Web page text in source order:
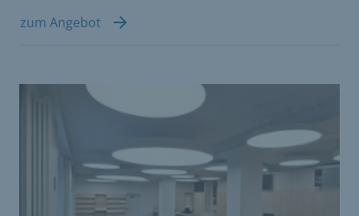
zum Angebot